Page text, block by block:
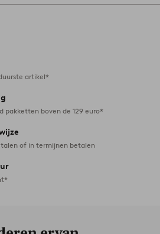
artikel*
pakketten boven de 129 euro*
of in termijnen betalen